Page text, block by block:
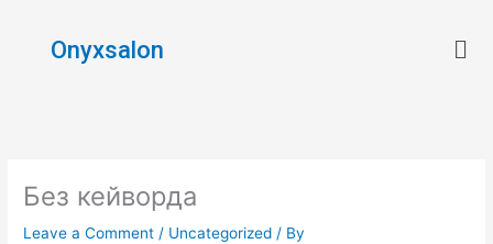
contentOnyxsalon
Без кейворда
Leave a Comment / Uncategorized / By